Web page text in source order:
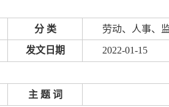
分 类 劳动、人事、
发文日期 2022-01-15
主 题 词